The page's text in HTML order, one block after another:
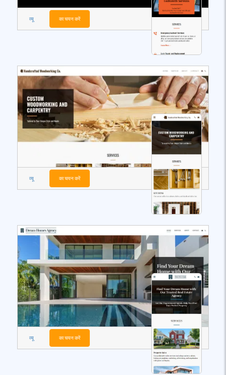
व्यू का चयन करें
व्यू का चयन करें
व्यू का चयन करें